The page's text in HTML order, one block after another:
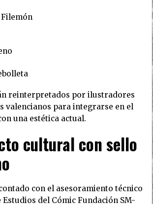
reinterpretados por ilustradores
valencianos para integrarse en el
una estética actual.
cultural con sello
con el asesoramiento técnico
Estudios del Cómic Fundación SM-